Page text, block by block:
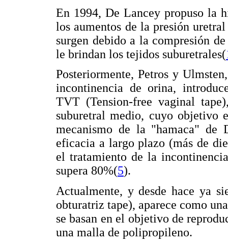
En 1994, De Lancey propuso la
los aumentos de la presión
surgen debido a la compresión
le brindan los tejidos suburetrales(
Posteriormente, Petros y
incontinencia de orina,
TVT (Tension-free vaginal
suburetral medio, cuyo objetivo
mecanismo de la "hamaca" de
eficacia a largo plazo (más de
el tratamiento de la
supera 80%(5).
Actualmente, y desde hace ya
obturatriz tape), aparece como
se basan en el objetivo de
una malla de polipropileno.